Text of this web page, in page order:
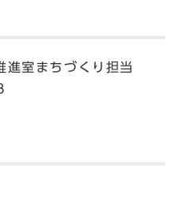
進室まちづくり担当